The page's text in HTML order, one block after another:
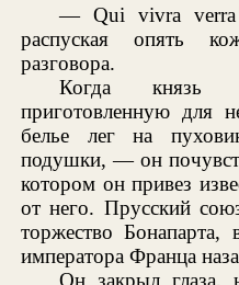
— Qui vivra verra
распуская опять
разговора.
Когда
приготовленную для
белье лег на
подушки, — он
котором он привез
от него. Прусский
торжество
императора Франца
Он закрыл